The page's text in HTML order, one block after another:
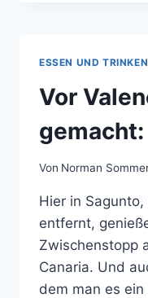
ESSEN UND TRINKEN
Vor
Von Norman
Hier in
entfernt,
Zwischenstopp
Canaria. Und
dem man es